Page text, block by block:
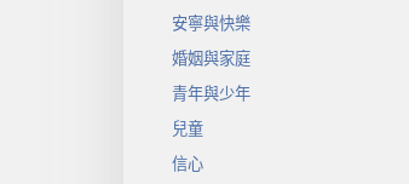
安寧與快樂
婚姻與家庭
青年與少年
兒童
信心